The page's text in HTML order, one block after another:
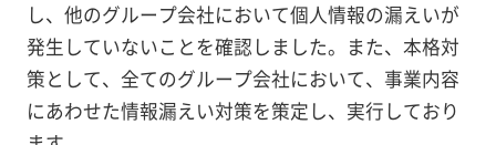
し、他のグループ会社において個人情報の漏えいが
発生していないことを確認しました。また、本格対
策として、全てのグループ会社において、事業内容
にあわせた情報漏えい対策を策定し、実行しており